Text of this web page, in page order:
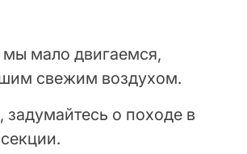
мало двигаемся,
свежим воздухом.
задумайтесь о походе в